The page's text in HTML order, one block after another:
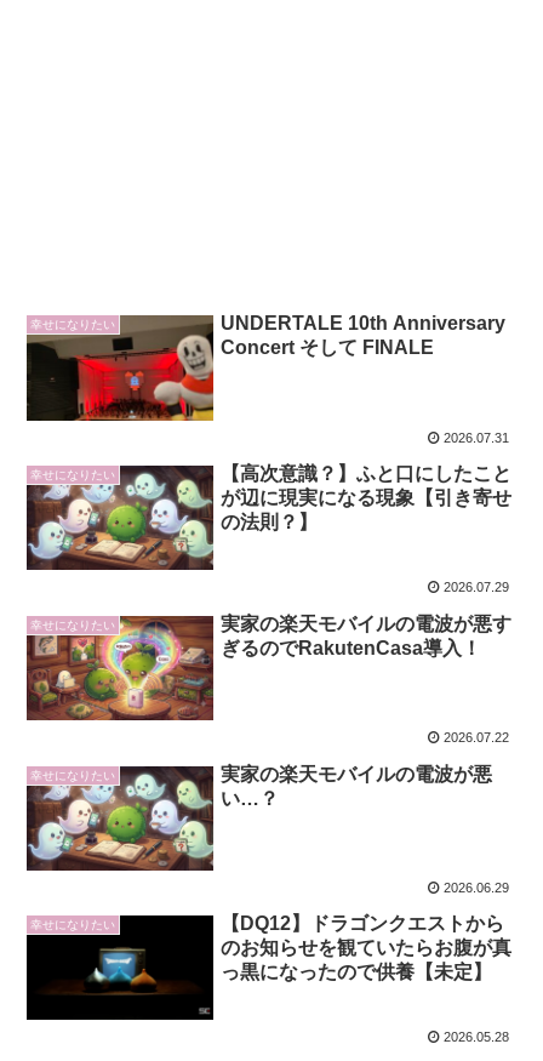
幸せになりたい
UNDERTALE 10th Anniversary
Concert そして FINALE
2026.07.31
幸せになりたい
【高次意識？】ふと口にしたこと
が辺に現実になる現象【引き寄せ
の法則？】
2026.07.29
幸せになりたい
実家の楽天モバイルの電波が悪す
ぎるのでRakutenCasa導入！
2026.07.22
幸せになりたい
実家の楽天モバイルの電波が悪
い…？
2026.06.29
幸せになりたい
【DQ12】ドラゴンクエストから
のお知らせを観ていたらお腹が真
っ黒になったので供養【未定】
2026.05.28